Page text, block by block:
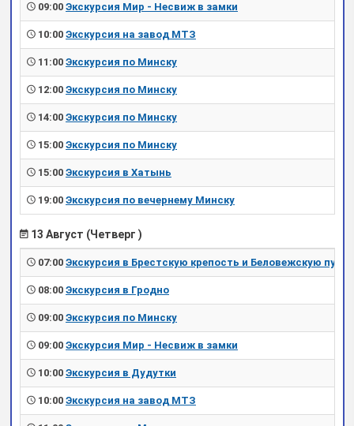
09:00 Экскурсия Мир - Несвиж в замки
10:00 Экскурсия на завод МТЗ
11:00 Экскурсия по Минску
12:00 Экскурсия по Минску
14:00 Экскурсия по Минску
15:00 Экскурсия по Минску
15:00 Экскурсия в Хатынь
19:00 Экскурсия по вечернему Минску
13 Август (Четверг )
07:00 Экскурсия в Брестскую крепость и Беловежскую пущу
08:00 Экскурсия в Гродно
09:00 Экскурсия по Минску
09:00 Экскурсия Мир - Несвиж в замки
10:00 Экскурсия в Дудутки
10:00 Экскурсия на завод МТЗ